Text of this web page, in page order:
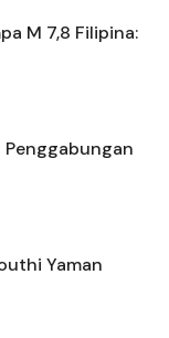
M 7,8 Filipina:
Penggabungan
Yaman